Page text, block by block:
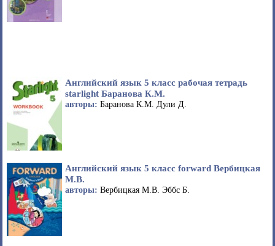
Английский язык 5 класс рабочая тетрадь
starlight Баранова К.М.
авторы: Баранова К.М. Дули Д.
Английский язык 5 класс forward Вербицкая
М.В.
авторы: Вербицкая М.В. Эббс Б.